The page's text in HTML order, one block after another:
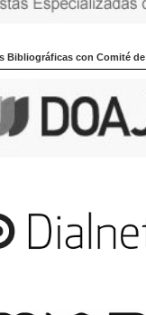
Bibliográficas con Comité